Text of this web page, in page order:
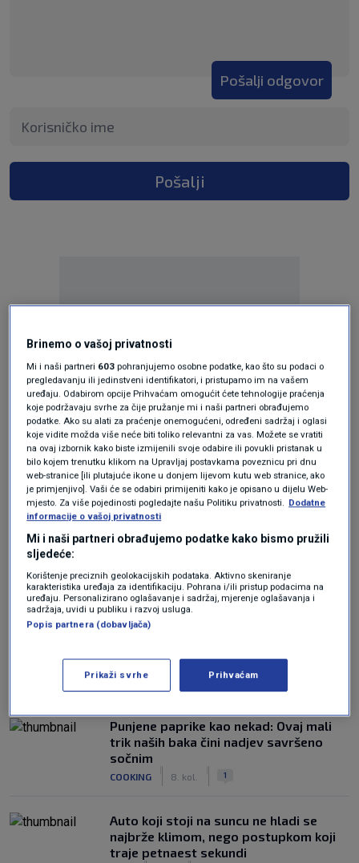
Pošalji odgovor
Pošalji
NAJČITANIJE
Punjene paprike kao nekad: Ovaj mali
trik naših baka čini nadjev savršeno
sočnim
COOKING 8. kol. 1
Auto koji stoji na suncu ne hladi se
najbrže klimom, nego postupkom koji
traje petnaest sekundi
Brinemo o vašoj privatnosti
Mi i naši partneri 603 pohranjujemo osobne podatke, kao što su podaci o
pregledavanju ili jedinstveni identifikatori, i pristupamo im na vašem
uređaju. Odabirom opcije Prihvaćam omogućit ćete tehnologije praćenja
koje podržavaju svrhe za čije pružanje mi i naši partneri obrađujemo
podatke. Ako su alati za praćenje onemogućeni, određeni sadržaj i oglasi
koje vidite možda više neće biti toliko relevantni za vas. Možete se vratiti
na ovaj izbornik kako biste izmijenili svoje odabire ili povukli pristanak u
bilo kojem trenutku klikom na Upravljaj postavkama poveznicu pri dnu
web-stranice [ili plutajuće ikone u donjem lijevom kutu web stranice, ako
je primjenjivo]. Vaši će se odabiri primijeniti kako je opisano u dijelu Web-
mjesto. Za više pojedinosti pogledajte našu Politiku privatnosti. Dodatne
informacije o vašoj privatnosti
Mi i naši partneri obrađujemo podatke kako bismo pružili
sljedeće:
Korištenje preciznih geolokacijskih podataka. Aktivno skeniranje
karakteristika uređaja za identifikaciju. Pohrana i/ili pristup podacima na
uređaju. Personalizirano oglašavanje i sadržaj, mjerenje oglašavanja i
sadržaja, uvidi u publiku i razvoj usluga.
Popis partnera (dobavljača)
Prikaži svrhe Prihvaćam